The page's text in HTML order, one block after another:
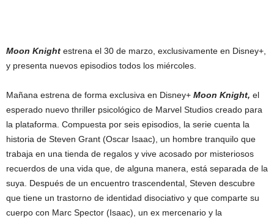
Moon Knight estrena el 30 de marzo, exclusivamente en Disney+,
y presenta nuevos episodios todos los miércoles.
Mañana estrena de forma exclusiva en Disney+ Moon Knight, el
esperado nuevo thriller psicológico de Marvel Studios creado para
la plataforma. Compuesta por seis episodios, la serie cuenta la
historia de Steven Grant (Oscar Isaac), un hombre tranquilo que
trabaja en una tienda de regalos y vive acosado por misteriosos
recuerdos de una vida que, de alguna manera, está separada de la
suya. Después de un encuentro trascendental, Steven descubre
que tiene un trastorno de identidad disociativo y que comparte su
cuerpo con Marc Spector (Isaac), un ex mercenario y la